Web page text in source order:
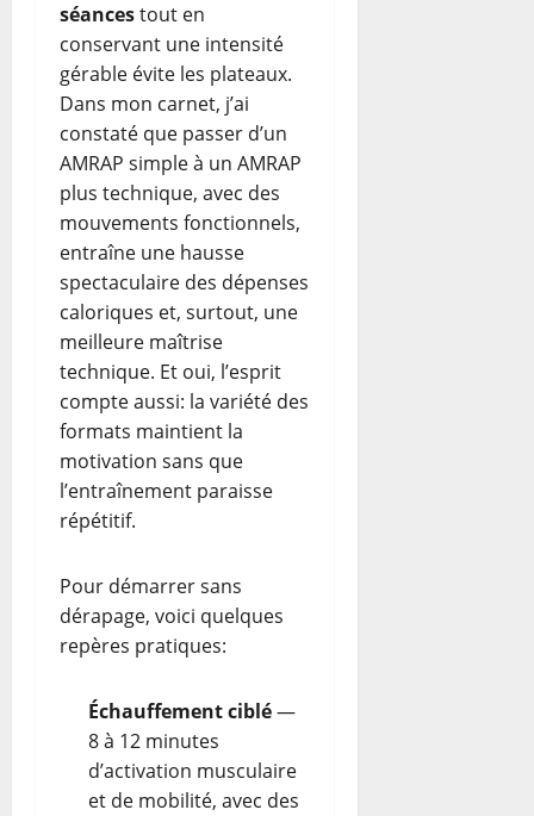
séancestout en
conservant une intensité
gérable évite les plateaux.
Dans mon carnet, j’ai
constaté que passer d’un
AMRAP simple à un AMRAP
plus technique, avec des
mouvements fonctionnels,
entraîne une hausse
spectaculaire des dépenses
caloriques et, surtout, une
meilleure maîtrise
technique. Et oui, l’esprit
compte aussi: la variété des
formats maintient la
motivation sans que
l’entraînement paraisse
répétitif.
Pour démarrer sans
dérapage, voici quelques
repères pratiques:
Échauffement ciblé—
8 à 12 minutes
d’activation musculaire
et de mobilité, avec des